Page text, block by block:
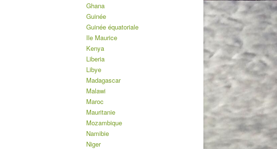
Ghana
Guinée
Guinée équatoriale
Ile Maurice
Kenya
Liberia
Libye
Madagascar
Malawi
Maroc
Mauritanie
Mozambique
Namibie
Niger